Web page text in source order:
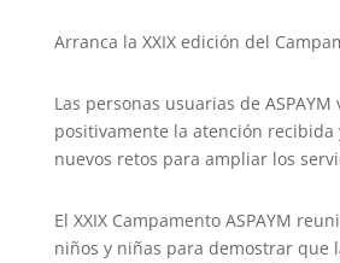
Arranca la XXIX edición del
Las personas usuarias de
positivamente la atención recibida
nuevos retos para ampliar los
El XXIX Campamento ASPAYM
niños y niñas para demostrar que